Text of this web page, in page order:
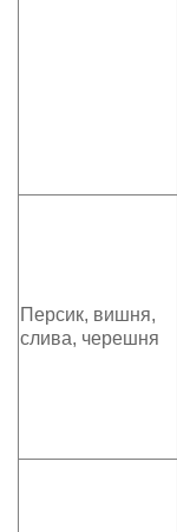
Персик, вишня,
слива, черешня